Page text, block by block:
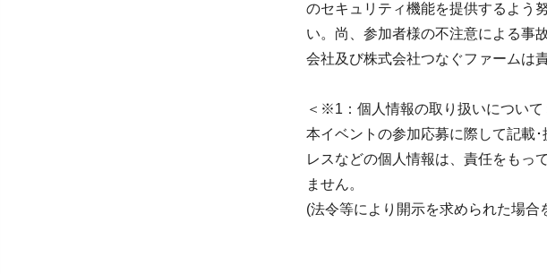
のセキュリティ機能を提供するよう
い。尚、参加者様の不注意による事
会社及び株式会社つなぐファームは
＜※1：個人情報の取り扱いについて
本イベントの参加応募に際して記載
レスなどの個人情報は、責任をもっ
ません。
(法令等により開示を求められた場合